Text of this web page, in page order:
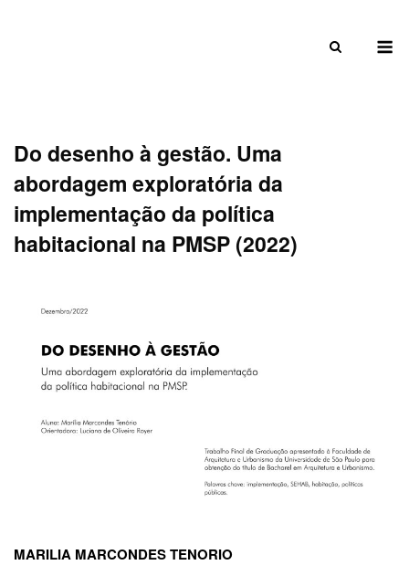
Do desenho à gestão. Uma
abordagem exploratória da
implementação da política
habitacional na PMSP (2022)
MARILIA MARCONDES TENORIO